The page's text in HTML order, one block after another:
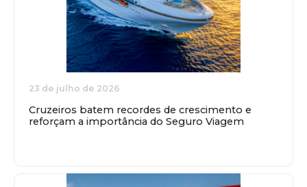
23 de julho de 2026
Cruzeiros batem recordes de crescimento e
reforçam a importância do Seguro Viagem